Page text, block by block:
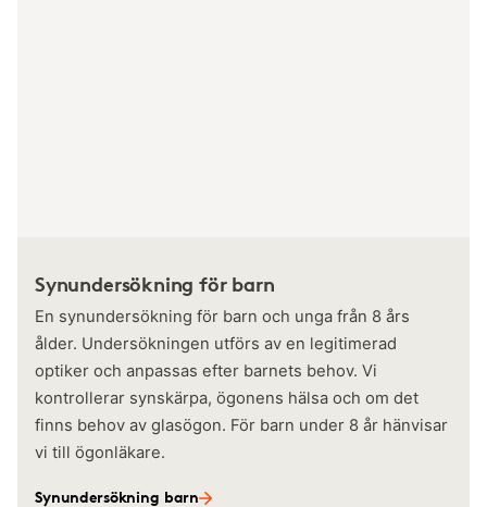
Synundersökning för barn
En synundersökning för barn och unga från 8 års
ålder. Undersökningen utförs av en legitimerad
optiker och anpassas efter barnets behov. Vi
kontrollerar synskärpa, ögonens hälsa och om det
finns behov av glasögon. För barn under 8 år hänvisar
vi till ögonläkare.
Synundersökning barn